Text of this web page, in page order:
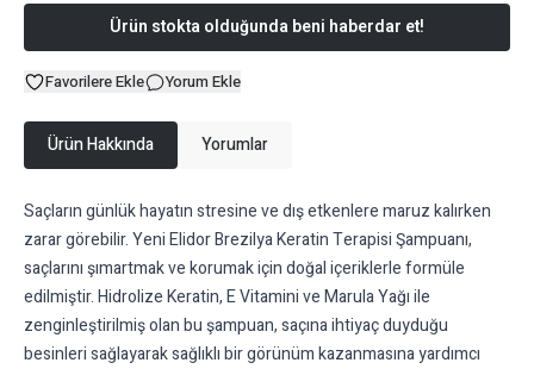
Ürün stokta olduğunda beni haberdar et!
Favorilere Ekle Yorum Ekle
Ürün Hakkında Yorumlar
Saçların günlük hayatın stresine ve dış etkenlere maruz kalırken
zarar görebilir. Yeni Elidor Brezilya Keratin Terapisi Şampuanı,
saçlarını şımartmak ve korumak için doğal içeriklerle formüle
edilmiştir. Hidrolize Keratin, E Vitamini ve Marula Yağı ile
zenginleştirilmiş olan bu şampuan, saçına ihtiyaç duyduğu
besinleri sağlayarak sağlıklı bir görünüm kazanmasına yardımcı